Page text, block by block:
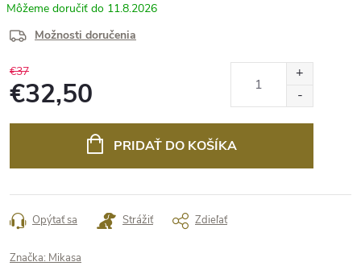
11.8.2026
Možnosti doručenia
€37
€32,50
PRIDAŤ DO KOŠÍKA
Opýtať sa Strážiť Zdieľať
Značka: Mikasa